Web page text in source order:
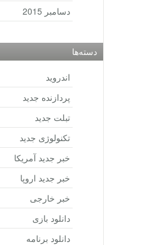
دسامبر 2015
دسته‌ها
اندروید
پردازنده جدید
تبلت جدید
تکنولوژی جدید
خبر جدید آمریکا
خبر جدید اروپا
خبر خارجی
دانلود بازی
دانلود برنامه